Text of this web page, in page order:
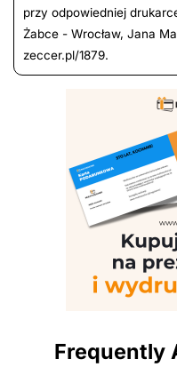
przy odpowiedniej
Żabce - Wrocław, Jana
zeccer.pl/1879.
Frequently